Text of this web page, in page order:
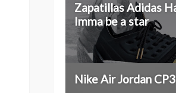
Zapatillas Adidas
Imma be a star
Nike Air Jordan